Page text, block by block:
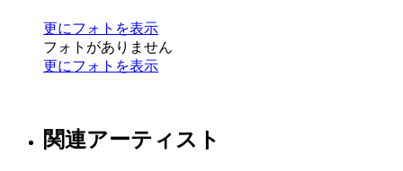
更にフォトを表示
フォトがありません
更にフォトを表示
関連アーティスト